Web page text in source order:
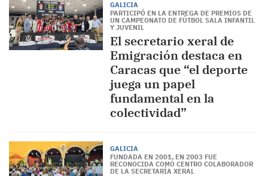
GALICIA
PARTICIPÓ EN LA ENTREGA DE PREMIOS DE
UN CAMPEONATO DE FÚTBOL SALA INFANTIL
Y JUVENIL
El secretario xeral de
Emigración destaca en
Caracas que “el deporte
juega un papel
fundamental en la
colectividad”
GALICIA
FUNDADA EN 2001, EN 2003 FUE
RECONOCIDA COMO CENTRO COLABORADOR
DE LA SECRETARÍA XERAL